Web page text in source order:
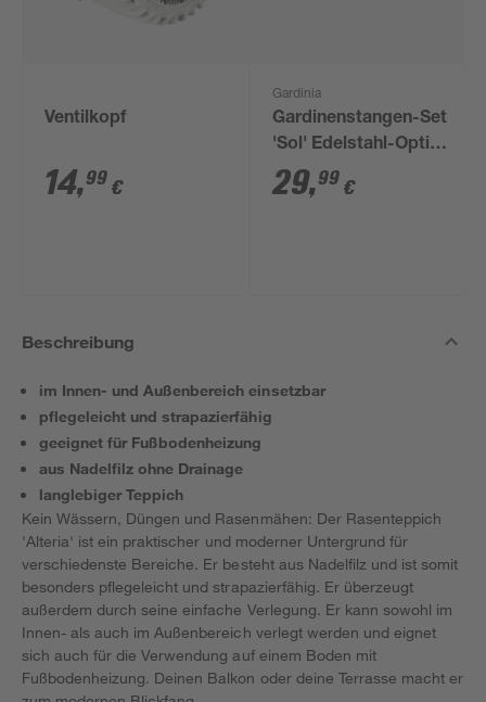
Ventilkopf
14,99 €
Gardinia
Gardinenstangen-Set
'Sol' Edelstahl-Optik
190 - 340 cm
29,99 €
Beschreibung
im Innen- und Außenbereich einsetzbar
pflegeleicht und strapazierfähig
geeignet für Fußbodenheizung
aus Nadelfilz ohne Drainage
langlebiger Teppich
Kein Wässern, Düngen und Rasenmähen: Der Rasenteppich
'Alteria' ist ein praktischer und moderner Untergrund für
verschiedenste Bereiche. Er besteht aus Nadelfilz und ist somit
besonders pflegeleicht und strapazierfähig. Er überzeugt
außerdem durch seine einfache Verlegung. Er kann sowohl im
Innen- als auch im Außenbereich verlegt werden und eignet
sich auch für die Verwendung auf einem Boden mit
Fußbodenheizung. Deinen Balkon oder deine Terrasse macht er